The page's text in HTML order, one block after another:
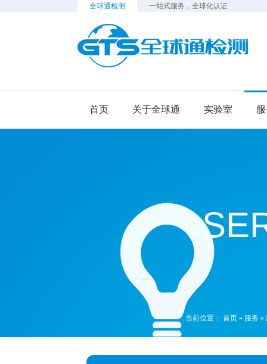
全球通检测 一站式服务，全球化认证
首页 关于全球通 实验室
当前位置： 首页 » 服务 »